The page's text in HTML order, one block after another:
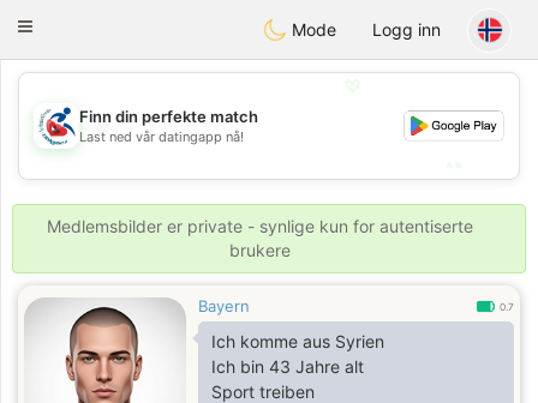
Handi Space
Toggle
Mode Logg inn
💖
💕
Finn din perfekte match
Last ned vår datingapp nå!
Medlemsbilder er private - synlige kun for autentiserte
brukere
Bayern 0.7
Ich komme aus Syrien
Ich bin 43 Jahre alt
Sport treiben